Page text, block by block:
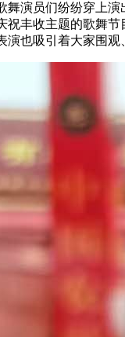
舞演员们纷纷穿上演
祝丰收主题的歌舞节
演也吸引着大家围观